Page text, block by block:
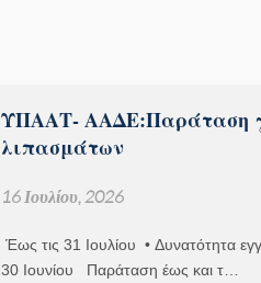
ΥΠΑΑΤ- ΑΑΔΕ:Παράταση
λιπασμάτων
16 Ιουλίου, 2026
Έως τις 31 Ιουλίου • Δυνατότητα
30 Ιουνίου Παράταση έως και τ…